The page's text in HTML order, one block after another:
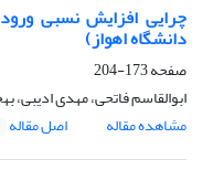
چرایی افزایش نسبی
دانشگاه اهواز)
صفحه173-204
ابوالقاسم فاتحی، مهدی
مشاهده مقاله
اصل مقاله